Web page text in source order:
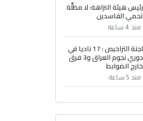
رئيس هيئة النزاهة: لا مظلَّة
تحمي الفاسدين
منذ 4 ساعة
لجنة التراخيص : 17 ناديا في
دوري نجوم العراق و3 فرق
خارج الضوابط
منذ 5 ساعة